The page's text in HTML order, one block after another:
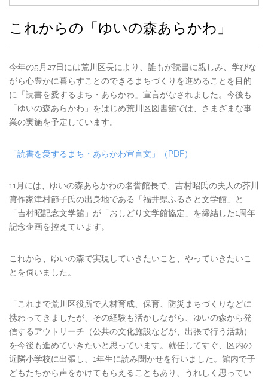
これからの「ゆいの森あらかわ」
今年の5月27日には荒川区長により、誰もが読書に親しみ、学びな
がら心豊かに暮らすことのできるまちづくりを進めることを目的
に「読書を愛するまち・あらかわ」宣言がなされました。今後も
「ゆいの森あらかわ」をはじめ荒川区図書館では、さまざまな事
業の実施を予定しています。
「読書を愛するまち・あらかわ宣言文」（PDF）
11月には、ゆいの森あらかわの名誉館長で、吉村昭氏の夫人の芥川
賞作家津村節子氏の出身地である「福井県ふるさと文学館」と
「吉村昭記念文学館」が「おしどり文学館協定」を締結した1周年
記念企画を控えています。
これから、ゆいの森で実現していきたいこと、やっていきたいこ
とを伺いました。
「これまで荒川区役所で人材育成、保育、防災まちづくりなどに
携わってきましたが、その経験も活かしながら、ゆいの森から発
信するアウトリーチ（公共の文化施設などが、出張で行う活動）
を今後も進めていきたいと思っています。就任してすぐ、区内の
近隣小学校に出張し、1年生に読み聞かせを行いました。館内で子
どもたちから声をかけてもらえることもあり、うれしく思ってい